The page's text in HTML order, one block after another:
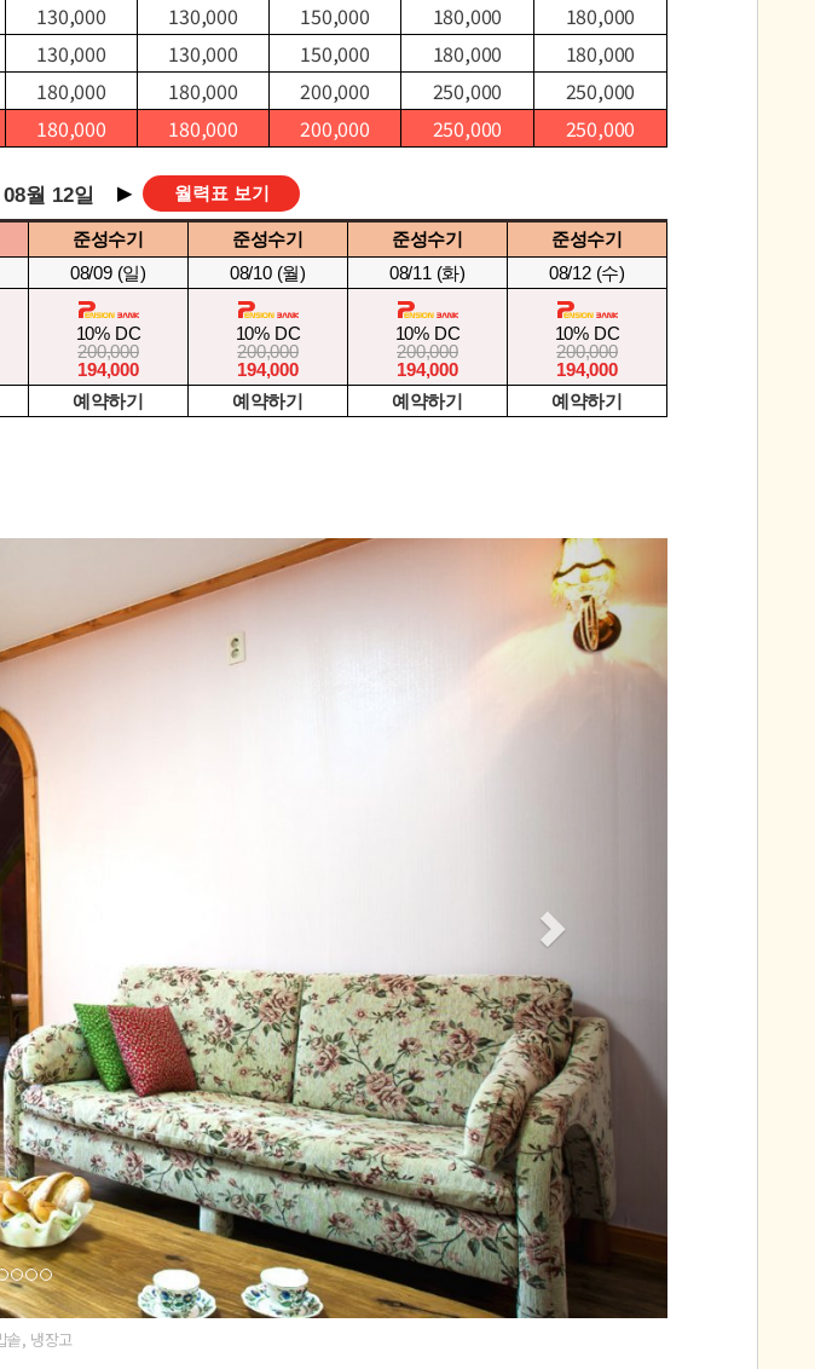
130,000 130,000 150,000 180,000
180,000
130,000 130,000 150,000 180,000
180,000
180,000 180,000 200,000 250,000
250,000
180,000 180,000 200,000 250,000 250,000
솥, 냉장고